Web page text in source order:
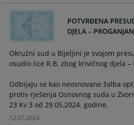
POTVRĐENA
DJELA –
Okružni sud u Bijeljini je svojom
osudio lice R.B. zbog krivičnog djela –
Odbijaju se kao neosnovane žalba
protiv rješenja Osnovnog suda u
12.07.2024.